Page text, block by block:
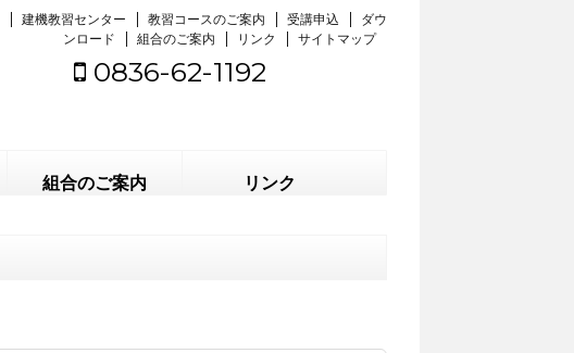
建機教習センター 教習コースのご案内 受講申込
ダウ
ンロード
組合のご案内 リンク サイトマップ
0836-62-1192
組合のご案内 リンク